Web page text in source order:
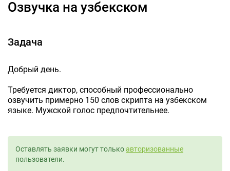
Озвучка на узбекском
Задача
Добрый день.
Требуется диктор, способный профессионально
озвучить примерно 150 слов скрипта на узбекском
языке. Мужской голос предпочтительнее.
Оставлять заявки могут толькоавторизованные
пользователи.